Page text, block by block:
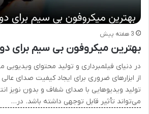
3 هفته پیش
بهترین میکروفون بی سیم برای
در دنیای فیلمبرداری و تولید محتوای
از ابزارهای ضروری برای ایجاد کیفیت صدای
تولید ویدیوهایی با صدای شفاف و بدون نویز
می‌تواند تأثیر قابل توجهی داشته باشد. در…